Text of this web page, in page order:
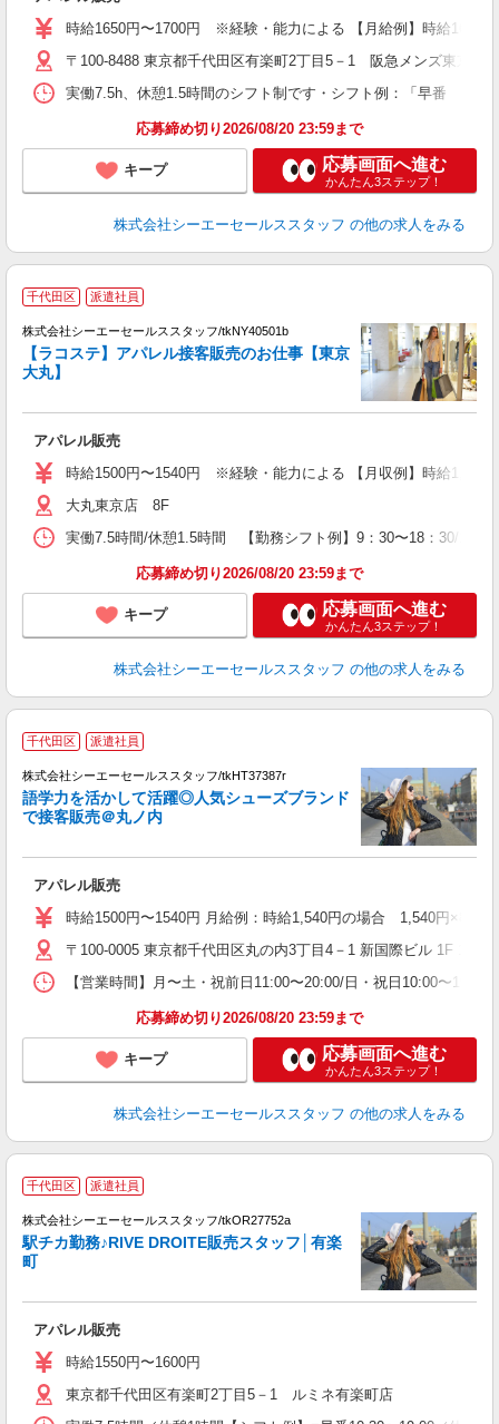
時給1650円〜1700円 ※経験・能力による 【月給例】時給1650
〒100-8488 東京都千代田区有楽町2丁目5－1 阪急メンズ東京2F
実働7.5h、休憩1.5時間のシフト制です・シフト例：「早番
応募締め切り2026/08/20 23:59まで
キープ 応募画面へ進む
かんたん3ステップ！
株式会社シーエーセールススタッフ の他の求人をみる
千代田区 派遣社員
株式会社シーエーセールススタッフ/tkNY40501b
【ラコステ】アパレル接客販売のお仕事【東京
大丸】
アパレル販売
時給1500円〜1540円 ※経験・能力による 【月収例】時給
大丸東京店 8F
実働7.5時間/休憩1.5時間 【勤務シフト例】9：30〜18：30/10：
応募締め切り2026/08/20 23:59まで
キープ 応募画面へ進む
かんたん3ステップ！
株式会社シーエーセールススタッフ の他の求人をみる
千代田区 派遣社員
株式会社シーエーセールススタッフ/tkHT37387r
語学力を活かして活躍◎人気シューズブランド
で接客販売＠丸ノ内
アパレル販売
時給1500円〜1540円 月給例：時給1,540円の場合 1,540円×8時
〒100-0005 東京都千代田区丸の内3丁目4－1 新国際ビル 1F 105区
【営業時間】月〜土・祝前日11:00〜20:00/日・祝日10:00〜
応募締め切り2026/08/20 23:59まで
キープ 応募画面へ進む
かんたん3ステップ！
株式会社シーエーセールススタッフ の他の求人をみる
千代田区 派遣社員
株式会社シーエーセールススタッフ/tkOR27752a
駅チカ勤務♪RIVE DROITE販売スタッフ│有楽
町
アパレル販売
時給1550円〜1600円
東京都千代田区有楽町2丁目5－1 ルミネ有楽町店